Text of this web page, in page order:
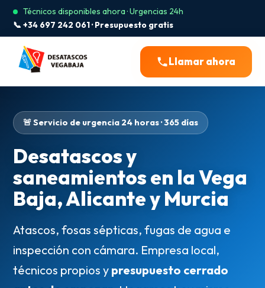
Técnicos disponibles ahora · Urgencias 24h
📞 +34 697 242 061 · Presupuesto gratis
Llamar ahora
🚨 Servicio de urgencia 24 horas · 365 días
Desatascos y
saneamientos en la Vega
Baja, Alicante y Murcia
Atascos, fosas sépticas, fugas de agua e
inspección con cámara. Empresa local,
técnicos propios y presupuesto cerrado